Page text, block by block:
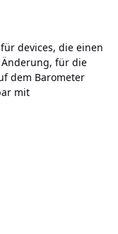
devices, die einen
für die
dem Barometer
mit